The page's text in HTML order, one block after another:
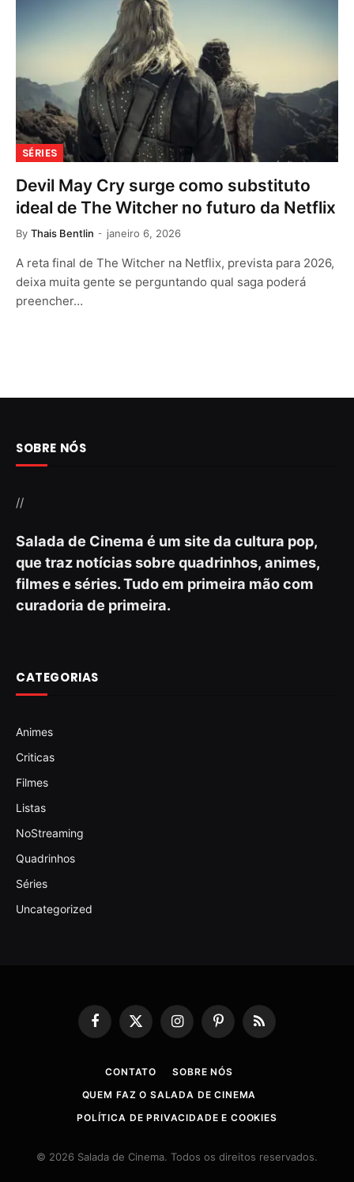
SÉRIES
Devil May Cry surge como substituto
ideal de The Witcher no futuro da Netflix
By Thais Bentlin janeiro 6, 2026
A reta final de The Witcher na Netflix, prevista para 2026,
deixa muita gente se perguntando qual saga poderá
preencher…
SOBRE NÓS
//
Salada de Cinema é um site da cultura pop,
que traz notícias sobre quadrinhos, animes,
filmes e séries. Tudo em primeira mão com
curadoria de primeira.
CATEGORIAS
Animes
Criticas
Filmes
Listas
NoStreaming
Quadrinhos
Séries
Uncategorized
Facebook
X
(Twitter)
InstagramPinterestRSS
CONTATO
SOBRE NÓS
QUEM FAZ O SALADA DE CINEMA
POLÍTICA DE PRIVACIDADE E COOKIES
© 2026 Salada de Cinema. Todos os direitos reservados.